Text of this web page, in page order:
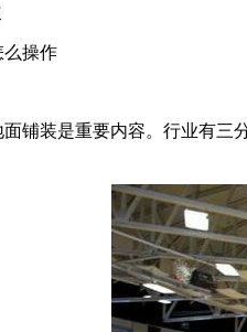
么操作
装是重要内容。行业有三分